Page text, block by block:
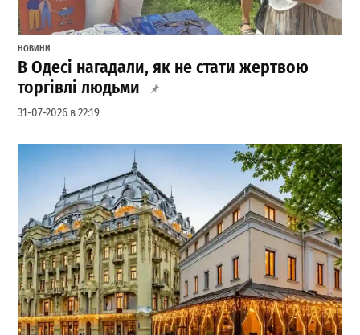
НОВИНИ
В Одесі нагадали, як не стати жертвою
торгівлі людьми
31-07-2026 в 22:19